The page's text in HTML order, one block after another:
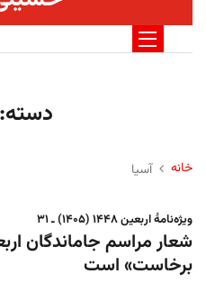
خانه آسیا
ویژه‌نامهٔ اربعین ۱۴۴۸ (۱۴۰۵) ـ ۳۱
شعار مراسم جاماندگان
برخاست» است